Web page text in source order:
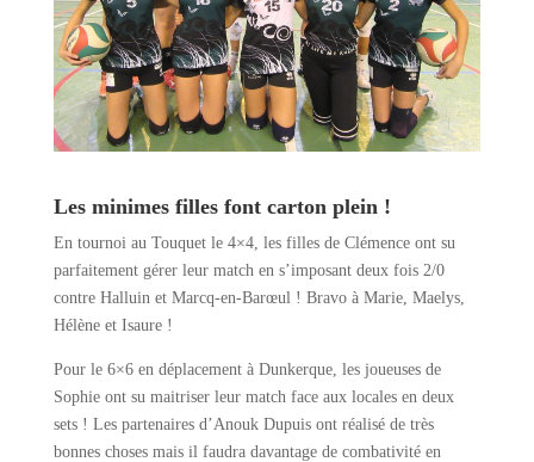
Les minimes filles font carton plein !
En tournoi au Touquet le 4×4, les filles de Clémence ont su
parfaitement gérer leur match en s’imposant deux fois 2/0
contre Halluin et Marcq-en-Barœul ! Bravo à Marie, Maelys,
Hélène et Isaure !
Pour le 6×6 en déplacement à Dunkerque, les joueuses de
Sophie ont su maitriser leur match face aux locales en deux
sets ! Les partenaires d’Anouk Dupuis ont réalisé de très
bonnes choses mais il faudra davantage de combativité en